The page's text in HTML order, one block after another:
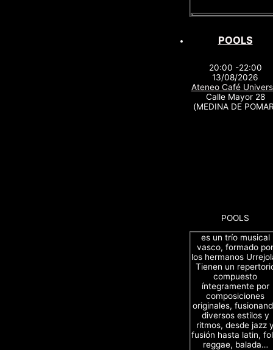
POOLS
20:00 -22:00
13/08/2026
Ateneo Café
Calle Mayor 28
(MEDINA DE
POOLS
es un trío musical
vasco, formado por
los hermanos
Tienen un
compuesto
íntegramente por
composiciones
originales,
diversos estilos y
ritmos, desde jazz
fusión hasta latin,
reggae, balada…